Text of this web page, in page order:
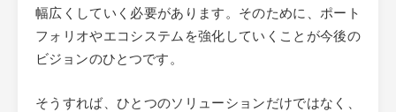
幅広くしていく必要があります。そのために、ポート
フォリオやエコシステムを強化していくことが今後の
ビジョンのひとつです。
そうすれば、ひとつのソリューションだけではなく、